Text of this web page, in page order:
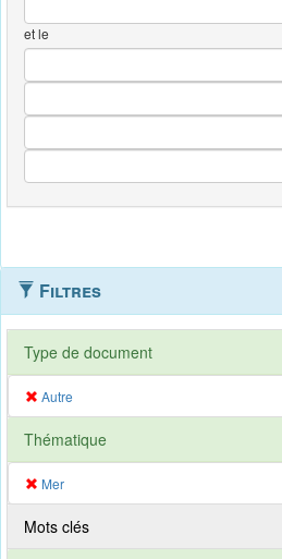
et le
Filtres
Type de document
Autre
Thématique
Mer
Mots clés